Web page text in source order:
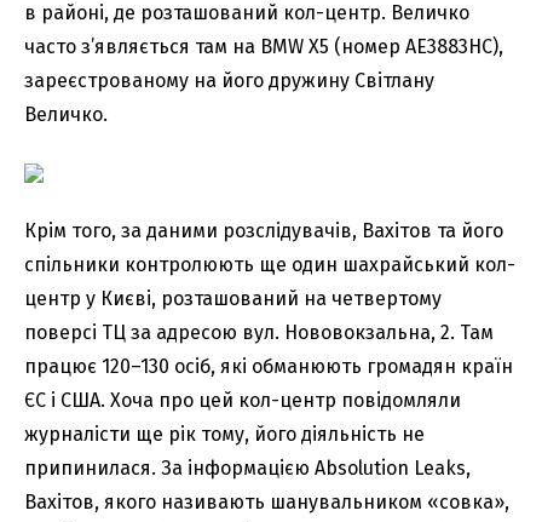
в районі, де розташований кол-центр. Величко
часто з’являється там на BMW X5 (номер АЕ3883НС),
зареєстрованому на його дружину Світлану
Величко.
Крім того, за даними розслідувачів, Вахітов та його
спільники контролюють ще один шахрайський кол-
центр у Києві, розташований на четвертому
поверсі ТЦ за адресою вул. Нововокзальна, 2. Там
працює 120–130 осіб, які обманюють громадян країн
ЄС і США. Хоча про цей кол-центр повідомляли
журналісти ще рік тому, його діяльність не
припинилася. За інформацією Absolution Leaks,
Вахітов, якого називають шанувальником «совка»,